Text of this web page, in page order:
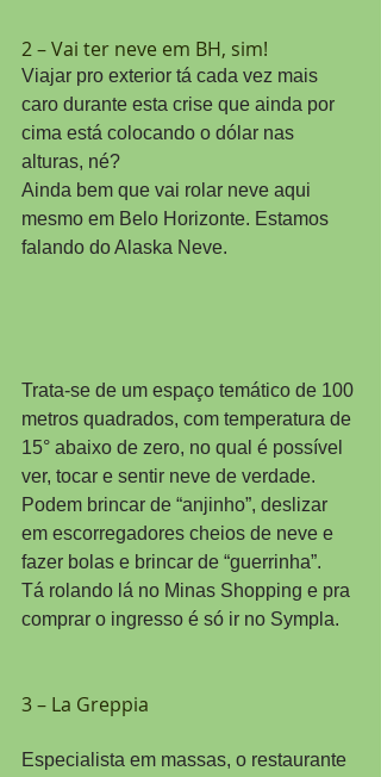
2 – Vai ter neve em BH, sim!
Viajar pro exterior tá cada vez mais
caro durante esta crise que ainda por
cima está colocando o dólar nas
alturas, né?
Ainda bem que vai rolar neve aqui
mesmo em Belo Horizonte. Estamos
falando do Alaska Neve.
Trata-se de um espaço temático de 100
metros quadrados, com temperatura de
15° abaixo de zero, no qual é possível
ver, tocar e sentir neve de verdade.
Podem brincar de “anjinho”, deslizar
em escorregadores cheios de neve e
fazer bolas e brincar de “guerrinha”.
Tá rolando lá no Minas Shopping e pra
comprar o ingresso é só ir no Sympla.
3 – La Greppia
Especialista em massas, o restaurante